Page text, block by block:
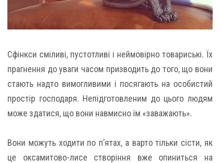
Сфінкси сміливі, пустотливі і неймовірно товариські. Їх
прагнення до уваги часом призводить до того, що вони
стають надто вимогливими і посягають на особистий
простір господаря. Непідготовленим до цього людям
може здатися, що вони навмисно їм «заважають».
Вони можуть ходити по п’ятах, а варто тільки сісти, як
це оксамитово-лисе створіння вже опиниться на